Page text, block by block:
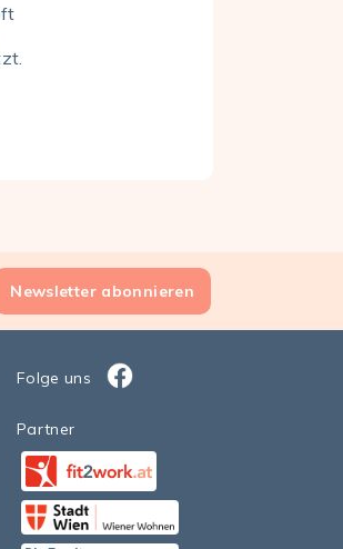
Newsletter abonnieren
Folge uns Facebook
Partner
Facebook
StadtWien Wiener Wohnen